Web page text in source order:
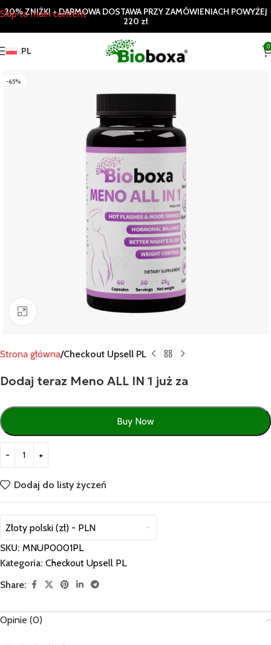
Skip to main content
20% ZNIŻKI + DARMOWA DOSTAWA PRZY ZAMÓWIENIACH POWYŻEJ
220 zł
PL 0
-65%
Click to enlarge
Strona główna Checkout Upsell PL
Dodaj teraz Meno ALL IN 1 już za
Buy Now
Dodaj do listy życzeń
Złoty polski (zł) - PLN
SKU: MNUP0001PL
Kategoria: Checkout Upsell PL
Share:
Opinie (0)